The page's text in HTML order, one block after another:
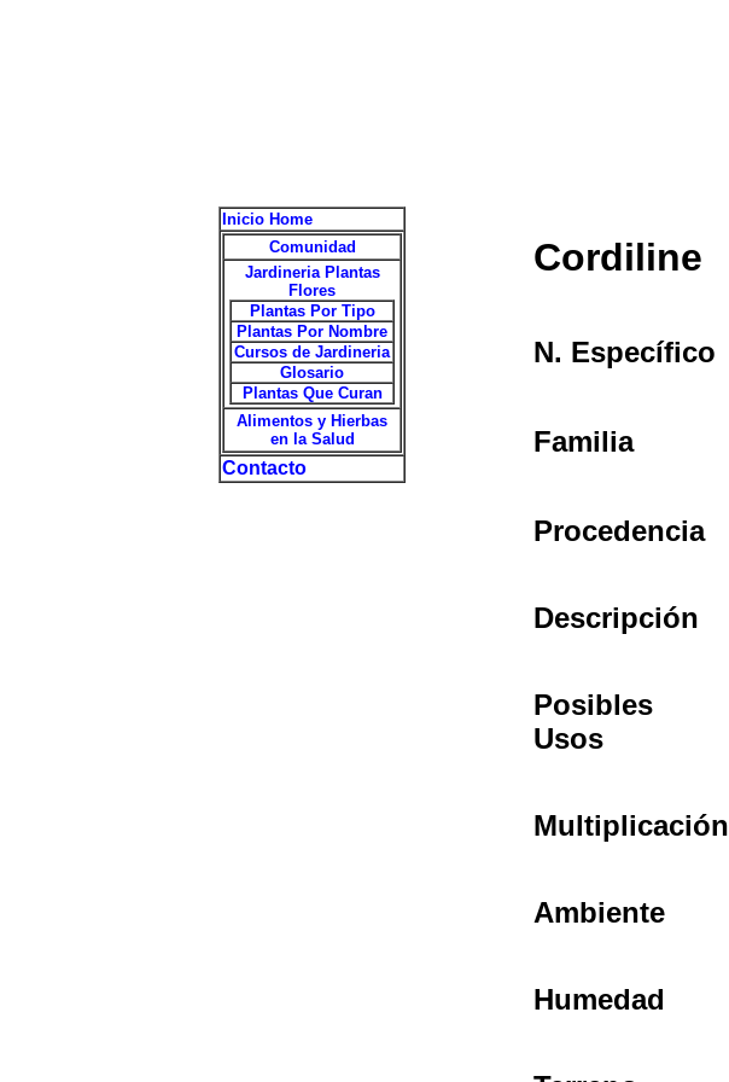
Inicio Home
Comunidad
Jardineria Plantas
Flores
Plantas Por Tipo
Plantas Por Nombre
Cursos de Jardineria
Glosario
Plantas Que Curan
Alimentos y Hierbas
en la Salud
Contacto
Cordiline
N. Específico
Familia
Procedencia
Descripción
Posibles
Usos
Multiplicación
Ambiente
Humedad